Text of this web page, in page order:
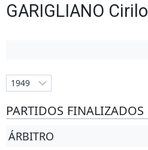
GARIGLIANO Cirilo
PARTIDOS FINALIZADOS
ÁRBITRO